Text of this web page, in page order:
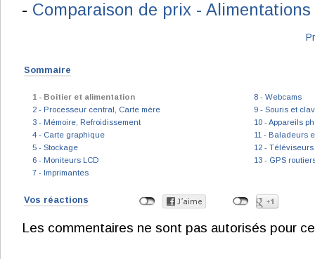
- Comparaison de prix - Alimentations
Sommaire
1 - Boitier et alimentation
2 - Processeur central, Carte mère
3 - Mémoire, Refroidissement
4 - Carte graphique
5 - Stockage
6 - Moniteurs LCD
7 - Imprimantes
8 - Webcams
9 - Souris et
10 - Appareils
11 - Baladeurs
12 - Téléviseurs
13 - GPS
Vos réactions
Les commentaires ne sont pas autorisés pour